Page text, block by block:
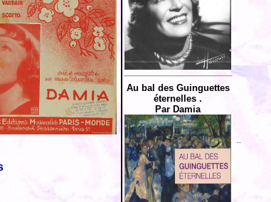
Au bal des Guinguettes
éternelles .
Par Damia